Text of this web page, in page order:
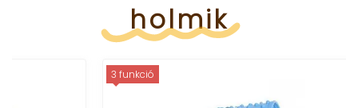
holmik